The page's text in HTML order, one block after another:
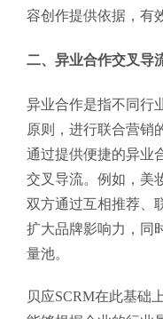
容创作提供依据，有
二、异业合作交叉导
异业合作是指不同行
原则，进行联合营销
通过提供便捷的异业
交叉导流。例如，美
双方通过互相推荐、
扩大品牌影响力，同
量池。
贝应SCRM在此基础